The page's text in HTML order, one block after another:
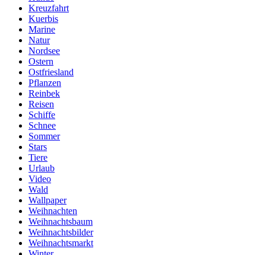
Kreuzfahrt
Kuerbis
Marine
Natur
Nordsee
Ostern
Ostfriesland
Pflanzen
Reinbek
Reisen
Schiffe
Schnee
Sommer
Stars
Tiere
Urlaub
Video
Wald
Wallpaper
Weihnachten
Weihnachtsbaum
Weihnachtsbilder
Weihnachtsmarkt